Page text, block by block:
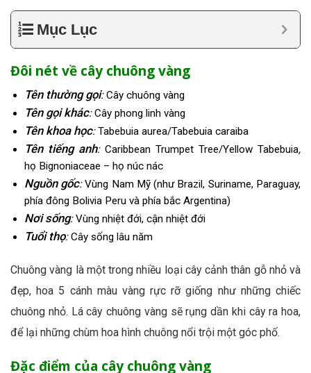
Mục Lục
Đôi nét về cây chuông vàng
Tên thường gọi:Cây chuông vàng
Tên gọi khác:Cây phong linh vàng
Tên khoa học:Tabebuia aurea/Tabebuia caraiba
Tên tiếng anh:Caribbean Trumpet Tree/Yellow Tabebuia,
họ Bignoniaceae – họ núc nác
Nguồn gốc:Vùng Nam Mỹ (như Brazil, Suriname, Paraguay,
phía đông Bolivia Peru và phía bắc Argentina)
Nơi sống:Vùng nhiệt đới, cận nhiệt đới
Tuổi thọ:Cây sống lâu năm
Chuông vàng là một trong nhiều loại cây cảnh thân gỗ nhỏ và
đẹp, hoa 5 cánh màu vàng rực rỡ giống như những chiếc
chuông nhỏ. Lá cây chuông vàng sẽ rụng dần khi cây ra hoa,
để lại những chùm hoa hình chuông nổi trội một góc phố.
Đặc điểm của cây chuông vàng